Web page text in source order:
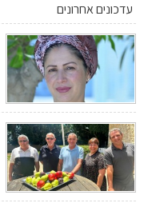
עדכונים אחרונים